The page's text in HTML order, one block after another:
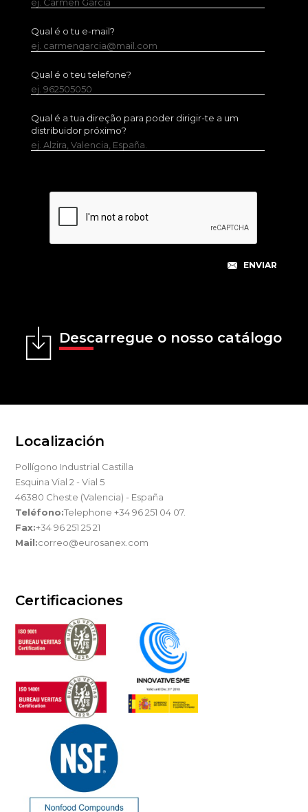
Qual é o tu e-mail?
ej. carmengarcia@mail.com
Qual é o teu telefone?
ej. 962505050
Qual é a tua direção para poder dirigir-te a um
distribuidor próximo?
ej. Alzira, Valencia, España.
Descarregue o nosso catálogo
Localización
Pollígono Industrial Castilla
Esquina Vial 2 - Vial 5
46380 Cheste (Valencia) - España
Teléfono:Telephone +34 96 251 04 07.
Fax:+34 96 251 25 21
Mail:correo@eurosanex.com
Certificaciones